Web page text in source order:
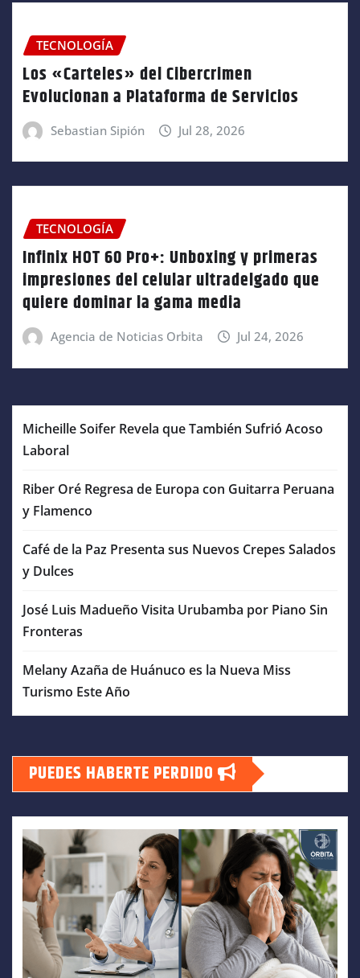
TECNOLOGÍA
Los «Carteles» del Cibercrimen
Evolucionan a Plataforma de Servicios
Sebastian Sipión Jul 28, 2026
TECNOLOGÍA
Infinix HOT 60 Pro+: Unboxing y primeras
impresiones del celular ultradelgado que
quiere dominar la gama media
Agencia de Noticias Orbita Jul 24, 2026
Micheille Soifer Revela que También Sufrió Acoso
Laboral
Riber Oré Regresa de Europa con Guitarra Peruana
y Flamenco
Café de la Paz Presenta sus Nuevos Crepes Salados
y Dulces
José Luis Madueño Visita Urubamba por Piano Sin
Fronteras
Melany Azaña de Huánuco es la Nueva Miss
Turismo Este Año
PUEDES HABERTE PERDIDO